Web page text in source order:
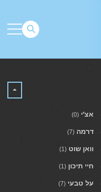
אצ'י (0)
דרמה (7)
וואן שוט (1)
חיי תיכון (1)
על טבעי (7)